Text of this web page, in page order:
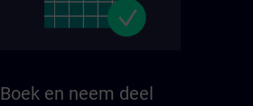
Boek en neem deel